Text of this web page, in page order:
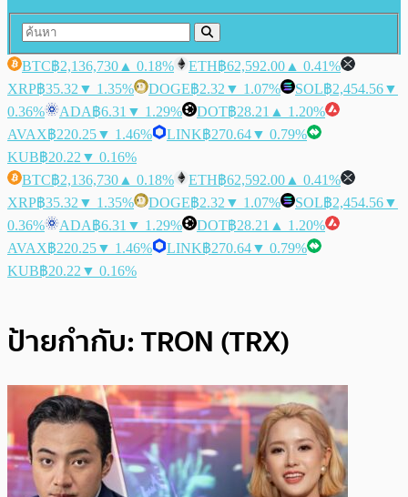
BTC฿2,136,730 ▲ 0.18% ETH฿62,592.00 ▲ 0.41%
XRP฿35.32 ▼ 1.35% DOGE฿2.32 ▼ 1.07% SOL฿2,454.56▼
0.36%
ADA฿6.31 ▼ 1.29% DOT฿28.21 ▲ 1.20%
AVAX฿220.25▼ 1.46% LINK฿270.64▼ 0.79%
KUB฿20.22 ▼ 0.16%
BTC฿2,136,730 ▲ 0.18% ETH฿62,592.00 ▲ 0.41%
XRP฿35.32 ▼ 1.35% DOGE฿2.32 ▼ 1.07% SOL฿2,454.56▼
0.36%
ADA฿6.31 ▼ 1.29% DOT฿28.21 ▲ 1.20%
AVAX฿220.25▼ 1.46% LINK฿270.64▼ 0.79%
KUB฿20.22 ▼ 0.16%
ป้ายกำกับ:TRON (TRX)